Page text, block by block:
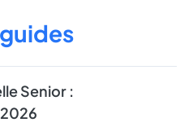
guides
Senior :